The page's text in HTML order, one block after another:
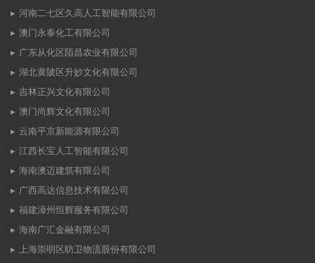
河南二七区久高人工智能有限公司
澳门永泰化工有限公司
广东从化区陌昌农业有限公司
湖北黄陂区升妙文化有限公司
吉林正兴文化有限公司
澳门尚辉文化有限公司
云南平京新能源有限公司
江西长宝人工智能有限公司
海南澳迈建筑有限公司
广西高达信息技术有限公司
福建漳州恒辉服务有限公司
海南广汇金融有限公司
上海崇明区昉卫物流股份有限公司